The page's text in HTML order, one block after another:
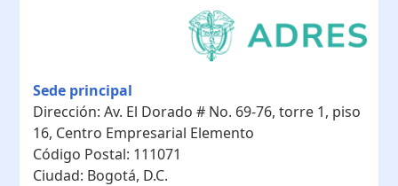
Sede principal
Dirección: Av. El Dorado # No. 69-76, torre 1, piso
16, Centro Empresarial Elemento
Código Postal: 111071
Ciudad: Bogotá, D.C.